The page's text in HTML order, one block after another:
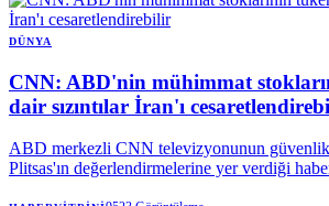
DÜNYA
CNN: ABD'nin mühimmat
dair sızıntılar İran'ı
ABD merkezli CNN televizyonunun
Plitsas'ın değerlendirmelerine yer verdiği